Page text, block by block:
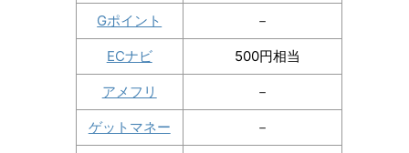
Gポイント －
ECナビ 500円相当
アメフリ －
ゲットマネー －